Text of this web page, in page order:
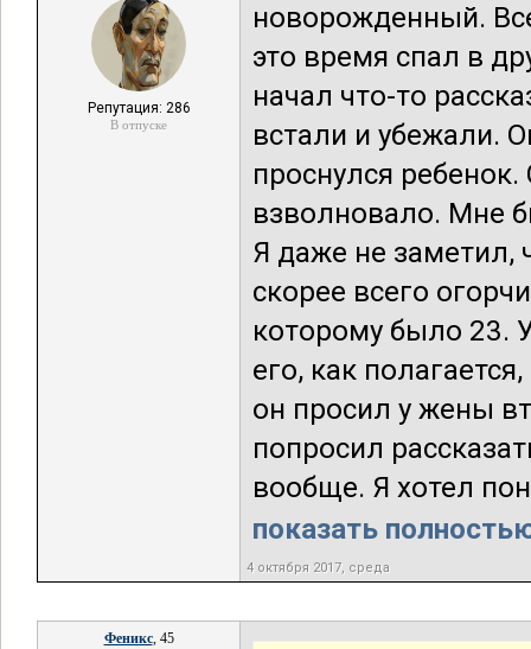
Репутация: 286
В отпуске
новорожденный.
это время спал в
начал что-то
встали и убежали.
проснулся
взволновало. Мне
Я даже не заметил,
скорее всего
которому было 23.
его, как
он просил у жены
попросил
вообще. Я хотел
показать
4 октября 2017, среда
Феникс, 45